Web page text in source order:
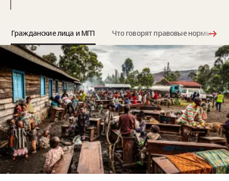
Гражданские лица и МГП Что говорят правовые нормы